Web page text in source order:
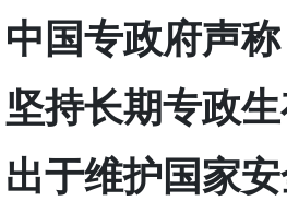
中国专政府声
坚持长期专政
出于维护国家